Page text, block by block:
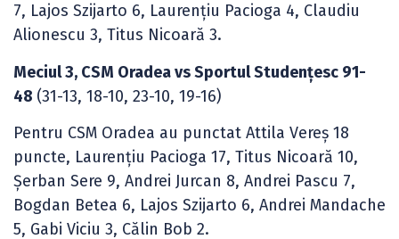
7, Lajos Szijarto 6, Laurențiu Pacioga 4, Claudiu
Alionescu 3, Titus Nicoară 3.
Meciul 3, CSM Oradea vs Sportul Studențesc 91-
48 (31-13, 18-10, 23-10, 19-16)
Pentru CSM Oradea au punctat Attila Vereş 18
puncte, Laurențiu Pacioga 17, Titus Nicoară 10,
Șerban Sere 9, Andrei Jurcan 8, Andrei Pascu 7,
Bogdan Betea 6, Lajos Szijarto 6, Andrei Mandache
5, Gabi Viciu 3, Călin Bob 2.